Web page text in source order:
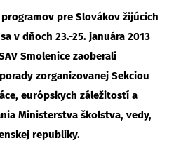
pre Slovákov žijúcich
v dňoch 23.-25. januára 2013
Smolenice zaoberali
zorganizovanej Sekciou
európskych záležitostí a
Ministerstva školstva, vedy,
republiky.